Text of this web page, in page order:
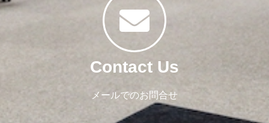
Contact Us
メールでのお問合せ